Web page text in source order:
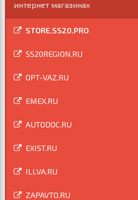
интернет магазинах
STORE.SS20.PRO
SS20REGION.RU
OPT-VAZ.RU
EMEX.RU
AUTODOC.RU
EXIST.RU
ILLVA.RU
ZAPAVTO.RU